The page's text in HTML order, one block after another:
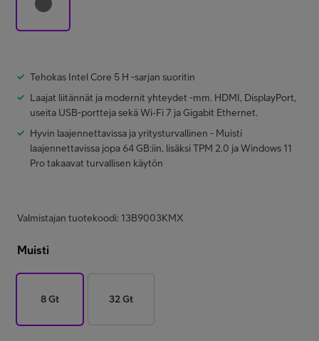
Tehokas Intel Core 5 H -sarjan suoritin
Laajat liitännät ja modernit yhteydet -mm. HDMI, DisplayPort,
useita USB-portteja sekä Wi‑Fi 7 ja Gigabit Ethernet.
Hyvin laajennettavissa ja yritysturvallinen - Muisti
laajennettavissa jopa 64 GB:iin, lisäksi TPM 2.0 ja Windows 11
Pro takaavat turvallisen käytön
Valmistajan tuotekoodi: 13B9003KMX
Muisti
8 Gt 32 Gt